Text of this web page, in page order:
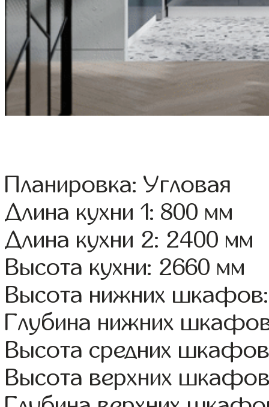
Планировка: Угловая
Длина кухни 1: 800 мм
Длина кухни 2: 2400 мм
Высота кухни: 2660 мм
Высота нижних
Глубина нижних
Высота средних
Высота верхних